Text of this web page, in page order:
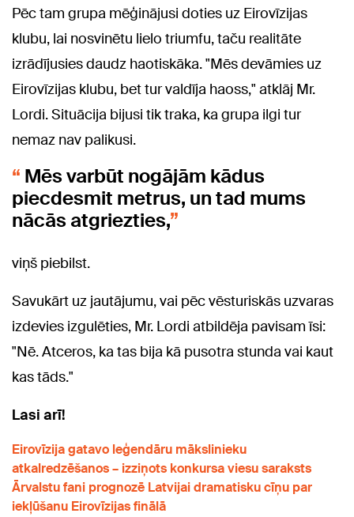
Pēc tam grupa mēģinājusi doties uz Eirovīzijas
klubu, lai nosvinētu lielo triumfu, taču realitāte
izrādījusies daudz haotiskāka. "Mēs devāmies uz
Eirovīzijas klubu, bet tur valdīja haoss," atklāj Mr.
Lordi. Situācija bijusi tik traka, ka grupa ilgi tur
nemaz nav palikusi.
Mēs varbūt nogājām kādus
piecdesmit metrus, un tad mums
nācās atgriezties,
viņš piebilst.
Savukārt uz jautājumu, vai pēc vēsturiskās uzvaras
izdevies izgulēties, Mr. Lordi atbildēja pavisam īsi:
"Nē. Atceros, ka tas bija kā pusotra stunda vai kaut
kas tāds."
Lasi arī!
Eirovīzija gatavo leģendāru mākslinieku
atkalredzēšanos – izziņots konkursa viesu saraksts
Ārvalstu fani prognozē Latvijai dramatisku cīņu par
iekļūšanu Eirovīzijas finālā